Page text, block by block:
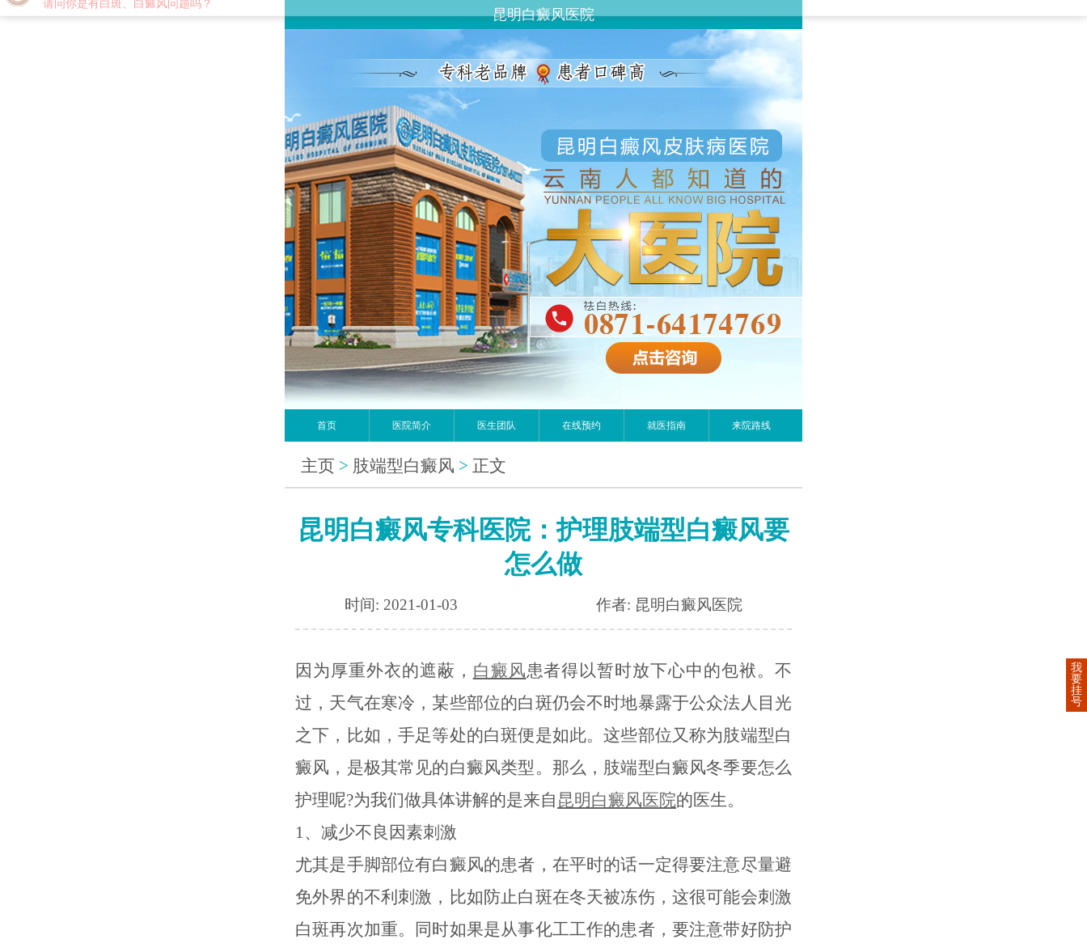
昆明白癜风医院
首页 医院简介 医生团队 在线预约 就医指南 来院路线
主页 > 肢端型白癜风 > 正文
昆明白癜风专科医院：护理肢端型白癜风要
怎么做
时间: 2021-01-03 作者: 昆明白癜风医院
因为厚重外衣的遮蔽， 白癜风患者得以暂时放下心中的包袱。不
过，天气在寒冷，某些部位的白斑仍会不时地暴露于公众法人目光
之下，比如，手足等处的白斑便是如此。这些部位又称为肢端型白
癜风，是极其常见的白癜风类型。那么，肢端型白癜风冬季要怎么
护理呢?为我们做具体讲解的是来自 昆明白癜风医院的医生。
1、减少不良因素刺激
尤其是手脚部位有白癜风的患者，在平时的话一定得要注意尽量避
免外界的不利刺激，比如防止白斑在冬天被冻伤，这很可能会刺激
白斑再次加重。同时如果是从事化工工作的患者，要注意带好防护
我
要
挂
号
您好,这里是在线预约挂号平台！